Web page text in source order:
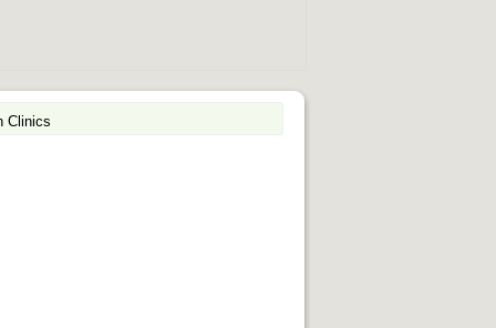
Clinics